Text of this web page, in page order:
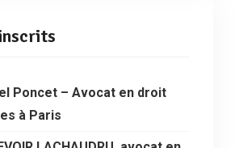
Poncet – Avocat en droit
à Paris